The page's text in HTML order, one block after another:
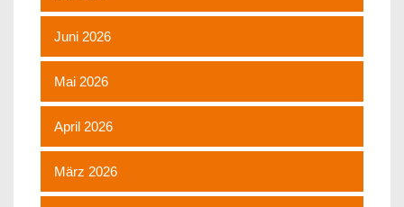
Juni 2026
Mai 2026
April 2026
März 2026